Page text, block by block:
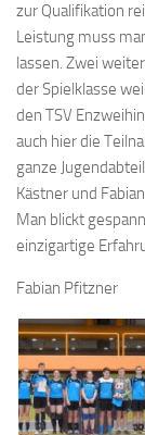
zur Qualifikation
Leistung muss
lassen. Zwei
der Spielklasse
den TSV
auch hier die
ganze
Kästner und
Man blickt
einzigartige
Fabian Pfitzner